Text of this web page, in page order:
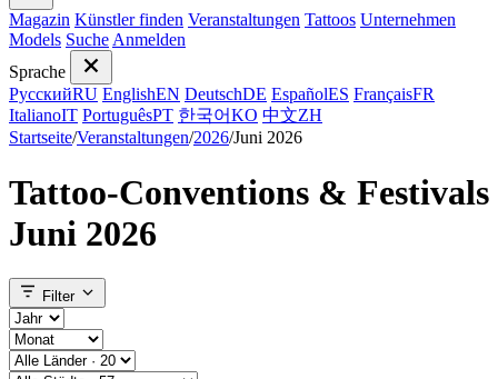
Magazin Künstler finden Veranstaltungen Tattoos Unternehmen
Models Suche Anmelden
Sprache
РусскийRU EnglishEN DeutschDE EspañolES FrançaisFR
ItalianoIT PortuguêsPT 한국어KO 中文ZH
Startseite/Veranstaltungen/2026/Juni 2026
Tattoo-Conventions & Festivals
Juni 2026
Filter